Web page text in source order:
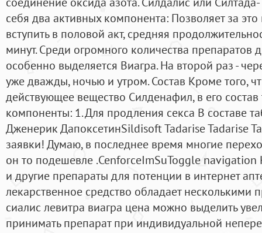
себя два активных компонента: Позволяет за
вступить в половой акт, средняя
минут. Среди огромного количества
особенно выделяется Виагра. На второй раз -
уже дважды, ночью и утром. Состав Кроме того,
действующее вещество Силденафил, в его состав
компоненты: 1. Для продления секса В составе
Дженерик ДапоксетинSildisoft Tadarise Tadarise
заявки! Думаю, в последнее время многие
он то подешевле .CenforceImSuToggle navigation
и другие препараты для потенции в интернет
лекарственное средство обладает несколькими
сиалис левитра виагра цена можно выделить
принимать препарат при индивидуальной